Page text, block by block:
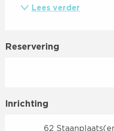
Lees verder
Reservering
Inrichting
62